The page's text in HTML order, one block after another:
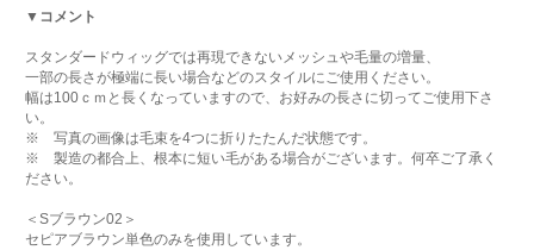
▼コメント
スタンダードウィッグでは再現できないメッシュや毛量の増量、
一部の長さが極端に長い場合などのスタイルにご使用ください。
幅は100ｃｍと長くなっていますので、お好みの長さに切ってご使用下さ
い。
※ 写真の画像は毛束を4つに折りたたんだ状態です。
※ 製造の都合上、根本に短い毛がある場合がございます。何卒ご了承く
ださい。
＜Sブラウン02＞
セピアブラウン単色のみを使用しています。